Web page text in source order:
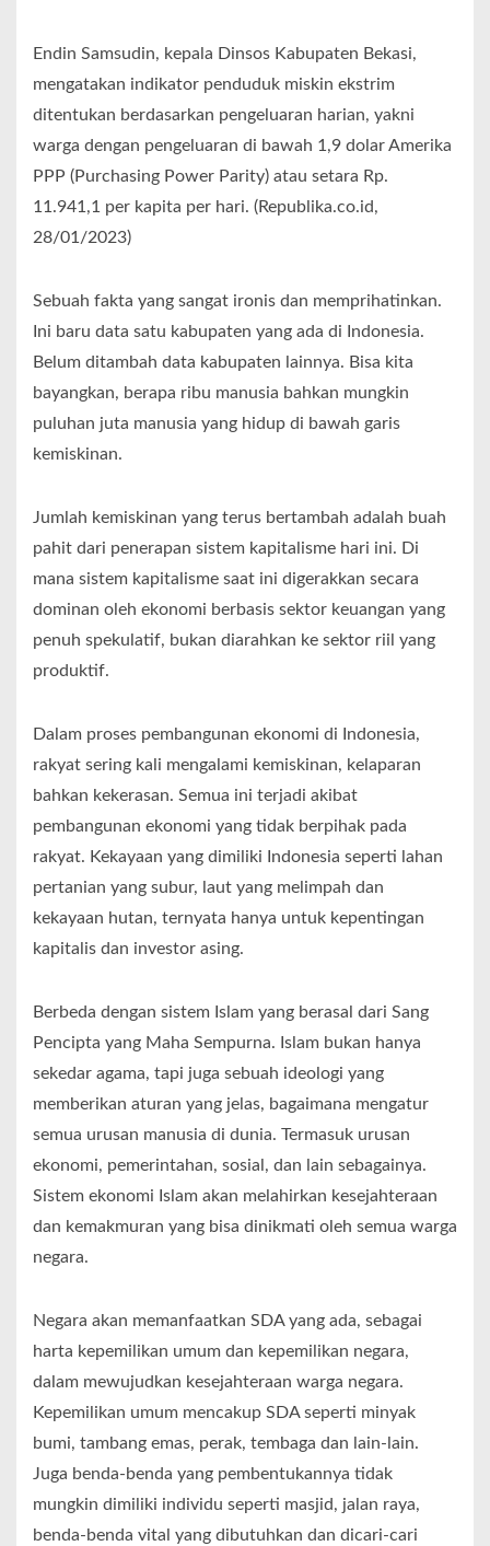
Endin Samsudin, kepala Dinsos Kabupaten Bekasi,
mengatakan indikator penduduk miskin ekstrim
ditentukan berdasarkan pengeluaran harian, yakni
warga dengan pengeluaran di bawah 1,9 dolar Amerika
PPP (Purchasing Power Parity) atau setara Rp.
11.941,1 per kapita per hari. (Republika.co.id,
28/01/2023)
Sebuah fakta yang sangat ironis dan memprihatinkan.
Ini baru data satu kabupaten yang ada di Indonesia.
Belum ditambah data kabupaten lainnya. Bisa kita
bayangkan, berapa ribu manusia bahkan mungkin
puluhan juta manusia yang hidup di bawah garis
kemiskinan.
Jumlah kemiskinan yang terus bertambah adalah buah
pahit dari penerapan sistem kapitalisme hari ini. Di
mana sistem kapitalisme saat ini digerakkan secara
dominan oleh ekonomi berbasis sektor keuangan yang
penuh spekulatif, bukan diarahkan ke sektor riil yang
produktif.
Dalam proses pembangunan ekonomi di Indonesia,
rakyat sering kali mengalami kemiskinan, kelaparan
bahkan kekerasan. Semua ini terjadi akibat
pembangunan ekonomi yang tidak berpihak pada
rakyat. Kekayaan yang dimiliki Indonesia seperti lahan
pertanian yang subur, laut yang melimpah dan
kekayaan hutan, ternyata hanya untuk kepentingan
kapitalis dan investor asing.
Berbeda dengan sistem Islam yang berasal dari Sang
Pencipta yang Maha Sempurna. Islam bukan hanya
sekedar agama, tapi juga sebuah ideologi yang
memberikan aturan yang jelas, bagaimana mengatur
semua urusan manusia di dunia. Termasuk urusan
ekonomi, pemerintahan, sosial, dan lain sebagainya.
Sistem ekonomi Islam akan melahirkan kesejahteraan
dan kemakmuran yang bisa dinikmati oleh semua warga
negara.
Negara akan memanfaatkan SDA yang ada, sebagai
harta kepemilikan umum dan kepemilikan negara,
dalam mewujudkan kesejahteraan warga negara.
Kepemilikan umum mencakup SDA seperti minyak
bumi, tambang emas, perak, tembaga dan lain-lain.
Juga benda-benda yang pembentukannya tidak
mungkin dimiliki individu seperti masjid, jalan raya,
benda-benda vital yang dibutuhkan dan dicari-cari